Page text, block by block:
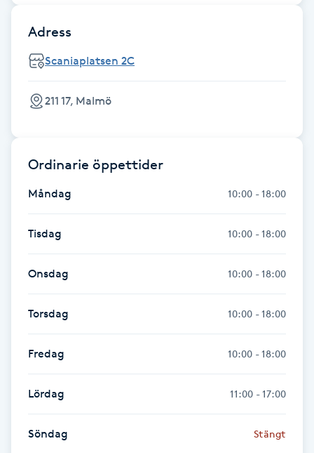
Fransrengöring
Frekvensterapi
Friskvård
Frisör
Funktionsanalys
Färgning
Föning
Gel naglar
Gelenaglar
Gellack
Adress
Scaniaplatsen 2C
211 17, Malmö
Ordinarie öppettider
Måndag 10:00 - 18:00
Tisdag 10:00 - 18:00
Onsdag 10:00 - 18:00
Torsdag 10:00 - 18:00
Fredag 10:00 - 18:00
Lördag 11:00 - 17:00
Söndag Stängt